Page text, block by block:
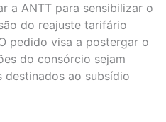
a ANTT para sensibilizar o
do reajuste tarifário
pedido visa a postergar o
do consórcio sejam
destinados ao subsídio